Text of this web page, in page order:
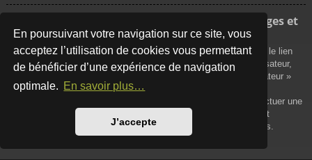
En poursuivant votre navigation sur ce site, vous
acceptez l’utilisation de cookies vous permettant
de bénéficier d’une expérience de navigation
optimale. En savoir plus…
J’accepte
Comment puis-je retrouver mes propres messages et
sujets ?
Vos propres messages peuvent être affichés soit en cliquant sur le lien
« Afficher vos messages » dans le panneau de contrôle de l’utilisateur,
soit en cliquant sur le lien « Rechercher les messages de l’utilisateur »
sur la page de votre propre profil ou soit en cliquant sur le menu
« Raccourcis » situé sur la partie supérieure du forum. Pour effectuer une
recherche de vos propres sujets, utilisez la recherche avancée et
remplissez convenablement les options qui vous sont disponibles.